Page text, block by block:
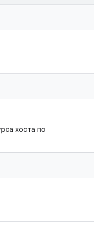
хоста по